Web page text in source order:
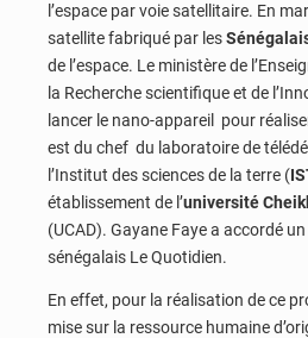
l’espace par voie satellitaire. En
satellite fabriqué par les
de l’espace. Le ministère de
la Recherche scientifique et de
lancer le nano-appareil pour
est du chef du laboratoire de
l’Institut des sciences de la terre (
établissement de l’université
(UCAD). Gayane Faye a accordé
sénégalais Le Quotidien.
En effet, pour la réalisation de ce
mise sur la ressource humaine